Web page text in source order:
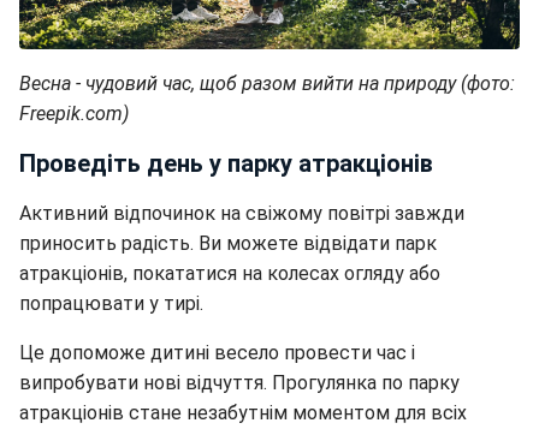
Весна - чудовий час, щоб разом вийти на природу (фото:
Freepik.com)
Проведіть день у парку атракціонів
Активний відпочинок на свіжому повітрі завжди
приносить радість. Ви можете відвідати парк
атракціонів, покататися на колесах огляду або
попрацювати у тирі.
Це допоможе дитині весело провести час і
випробувати нові відчуття. Прогулянка по парку
атракціонів стане незабутнім моментом для всіх